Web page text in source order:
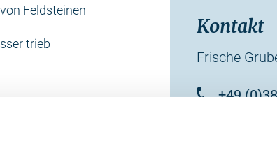
Feldsteinen
trieb
Kontakt
Frische
+49